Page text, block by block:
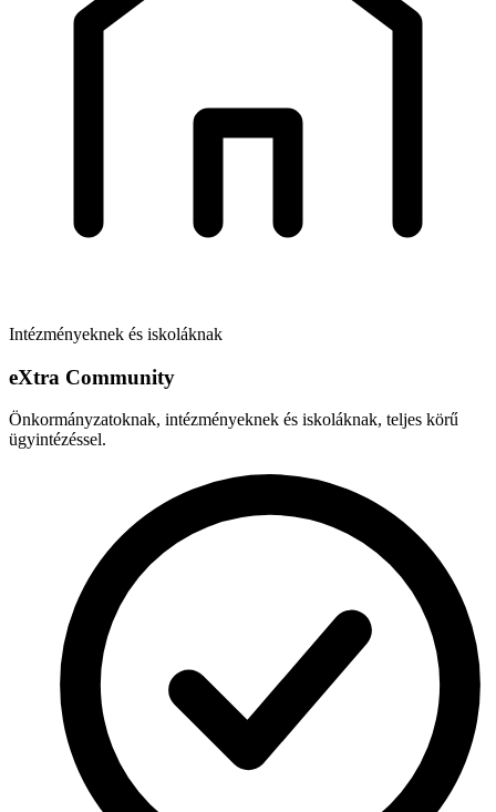
Intézményeknek és iskoláknak
eXtra Community
Önkormányzatoknak, intézményeknek és iskoláknak, teljes körű
ügyintézéssel.